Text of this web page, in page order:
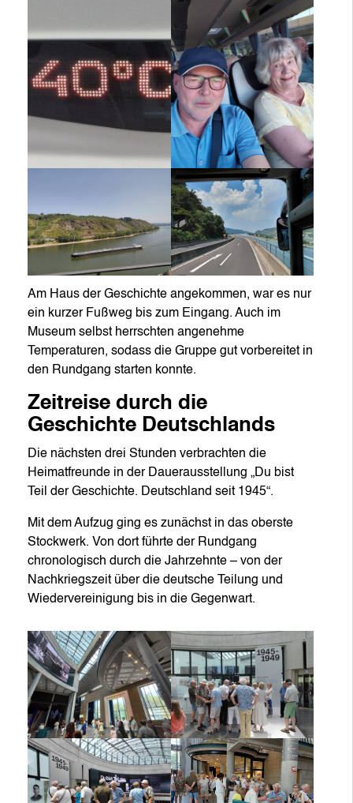
Am Haus der Geschichte angekommen, war es nur
ein kurzer Fußweg bis zum Eingang. Auch im
Museum selbst herrschten angenehme
Temperaturen, sodass die Gruppe gut vorbereitet in
den Rundgang starten konnte.
Zeitreise durch die
Geschichte Deutschlands
Die nächsten drei Stunden verbrachten die
Heimatfreunde in der Dauerausstellung „Du bist
Teil der Geschichte. Deutschland seit 1945“.
Mit dem Aufzug ging es zunächst in das oberste
Stockwerk. Von dort führte der Rundgang
chronologisch durch die Jahrzehnte – von der
Nachkriegszeit über die deutsche Teilung und
Wiedervereinigung bis in die Gegenwart.